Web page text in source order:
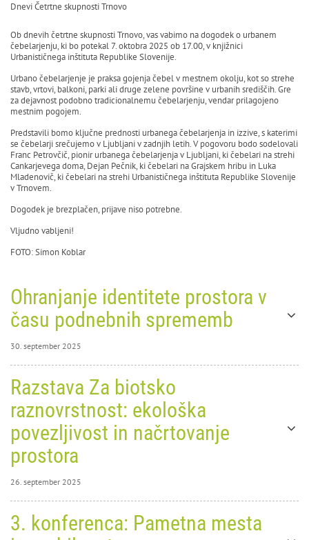
Dnevi Četrtne skupnosti Trnovo
Ob dnevih četrtne skupnosti Trnovo, vas vabimo na dogodek o urbanem
čebelarjenju, ki bo potekal 7. oktobra 2025 ob 17.00, v knjižnici
Urbanističnega inštituta Republike Slovenije.
Urbano čebelarjenje je praksa gojenja čebel v mestnem okolju, kot so strehe
stavb, vrtovi, balkoni, parki ali druge zelene površine v urbanih središčih. Gre
za dejavnost podobno tradicionalnemu čebelarjenju, vendar prilagojeno
mestnim pogojem.
Predstavili bomo ključne prednosti urbanega čebelarjenja in izzive, s katerimi
se čebelarji srečujemo v Ljubljani v zadnjih letih. V pogovoru bodo sodelovali
Franc Petrovčič, pionir urbanega čebelarjenja v Ljubljani, ki čebelari na strehi
Cankarjevega doma, Dejan Pečnik, ki čebelari na Grajskem hribu in Luka
Mladenovič, ki čebelari na strehi Urbanističnega inštituta Republike Slovenije
v Trnovem.
Dogodek je brezplačen, prijave niso potrebne.
Vljudno vabljeni!
FOTO: Simon Koblar
Ohranjanje identitete prostora v
času podnebnih sprememb
30. september 2025
Ohranjanje identitete
Razstava Za biotsko
raznovrstnost: ekološka
povezljivost in načrtovanje
prostora
26. september 2025
2025
3. konferenca: Pametna mesta